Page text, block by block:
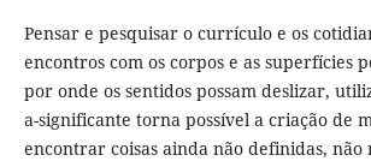
Pensar e pesquisar o currículo e os
encontros com os corpos e as superfícies
por onde os sentidos possam deslizar,
a-significante torna possível a criação de
encontrar coisas ainda não definidas, não